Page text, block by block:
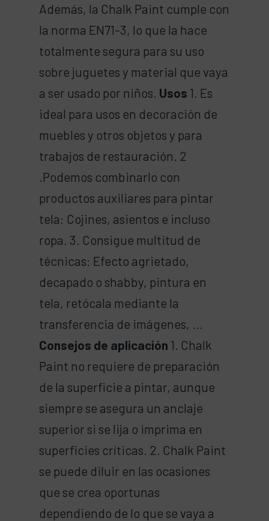
Además, la Chalk Paint cumple con
la norma EN71-3, lo que la hace
totalmente segura para su uso
sobre juguetes y material que vaya
a ser usado por niños. Usos 1. Es
ideal para usos en decoración de
muebles y otros objetos y para
trabajos de restauración. 2
.Podemos combinarlo con
productos auxiliares para pintar
tela: Cojines, asientos e incluso
ropa. 3. Consigue multitud de
técnicas: Efecto agrietado,
decapado o shabby, pintura en
tela, retócala mediante la
transferencia de imágenes, …
Consejos de aplicación 1. Chalk
Paint no requiere de preparación
de la superficie a pintar, aunque
siempre se asegura un anclaje
superior si se lija o imprima en
superficies críticas. 2. Chalk Paint
se puede diluir en las ocasiones
que se crea oportunas
dependiendo de lo que se vaya a